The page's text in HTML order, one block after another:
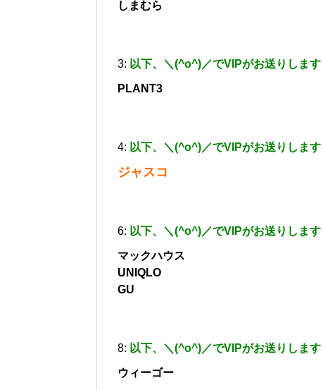
しまむら
3: 以下、＼(^o^)／でVIPがお送りします
PLANT3
4: 以下、＼(^o^)／でVIPがお送りします
ジャスコ
6: 以下、＼(^o^)／でVIPがお送りします
マックハウス
UNIQLO
GU
8: 以下、＼(^o^)／でVIPがお送りします
ウィーゴー